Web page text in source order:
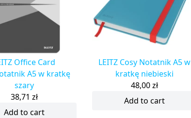
Office Card
A5 w kratkę
szary
38,71 zł
Add to cart
LEITZ Cosy Notatnik A5 w
kratkę niebieski
48,00zł
Add to cart